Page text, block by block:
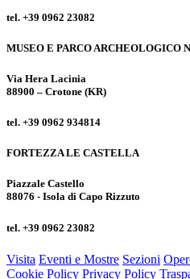
tel. +39 0962 23082
MUSEO E PARCO ARCHEOLOGICO
Via Hera Lacinia
88900 – Crotone (KR)
tel. +39 0962 934814
FORTEZZA LE CASTELLA
Piazzale Castello
88076 - Isola di Capo Rizzuto
tel. +39 0962 23082
Visita Eventi e Mostre Sezioni
Cookie Policy Privacy Policy